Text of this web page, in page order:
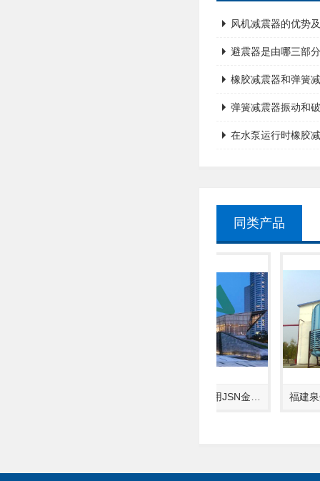
风机减震器的优势
避震器是由哪三部
橡胶减震器和弹簧
弹簧减震器振动和
在水泵运行时橡胶
同类产品
福建泉州大酒店冷